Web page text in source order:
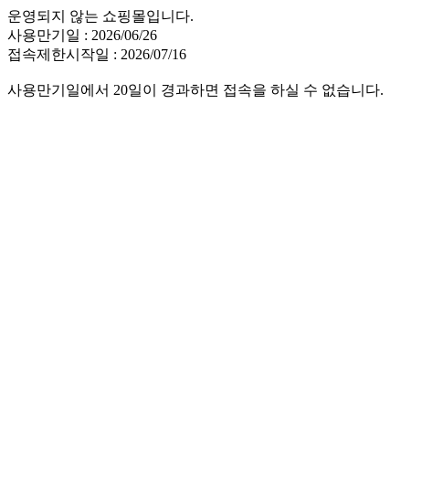
운영되지 않는 쇼핑몰입니다.
사용만기일 : 2026/06/26
접속제한시작일 : 2026/07/16
사용만기일에서 20일이 경과하면 접속을 하실 수 없습니다.